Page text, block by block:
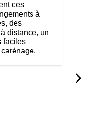
des
à
des
distance, un
faciles